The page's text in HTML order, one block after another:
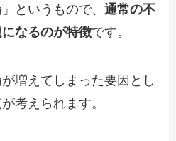
というもので、通常の不
なるのが特徴です。
増えてしまった要因とし
考えられます。